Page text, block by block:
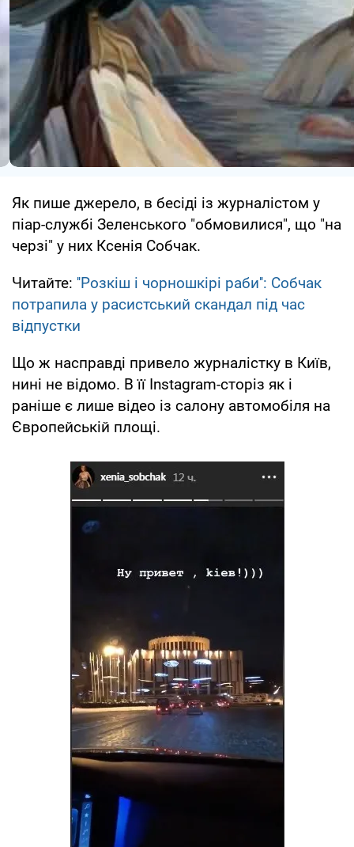
Як пише джерело, в бесіді із журналістом у
піар-службі Зеленського "обмовилися", що "на
черзі" у них Ксенія Собчак.
Читайте: ''Розкіш і чорношкірі раби'': Собчак
потрапила у расистський скандал під час
відпустки
Що ж насправді привело журналістку в Київ,
нині не відомо. В її Instagram-сторіз як і
раніше є лише відео із салону автомобіля на
Європейській площі.